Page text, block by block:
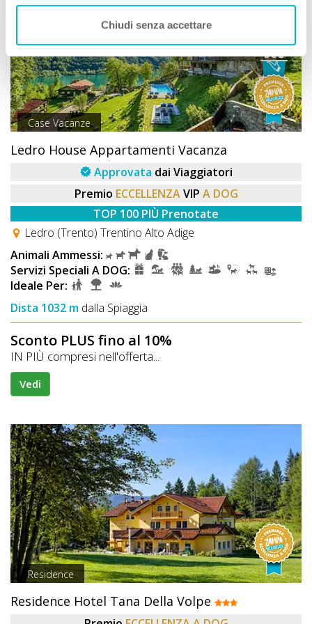
Chiudi senza accettare
Case Vacanze
Ledro House Appartamenti Vacanza
Approvata dai Viaggiatori
Premio ECCELLENZA VIP A DOG
TOP 100 PIÙ Prenotate
Ledro (Trento) Trentino Alto Adige
Animali Ammessi:
Servizi Speciali A DOG:
Ideale Per:
Dista 1032 m dalla Spiaggia
Sconto PLUS fino al 10%
IN PIÙ compresi nell'offerta...
Vedi
Residence
Residence Hotel Tana Della Volpe